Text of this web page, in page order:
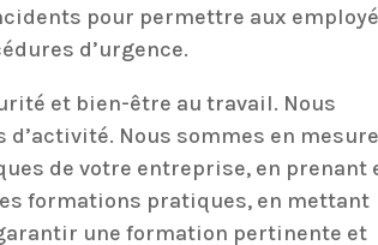
pour permettre aux
d’urgence.
et bien-être au travail. Nous
Nous sommes en mesure
de votre entreprise, en prenant
formations pratiques, en mettant
une formation pertinente et